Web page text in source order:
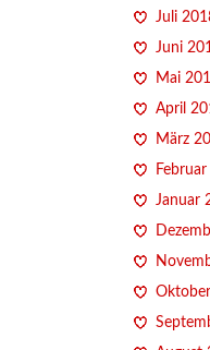
Juli
Juni
Mai
April
März
Januar